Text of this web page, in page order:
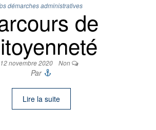
démarches administratives
de
12 novembre 2020 Non
Par
Lire la suite